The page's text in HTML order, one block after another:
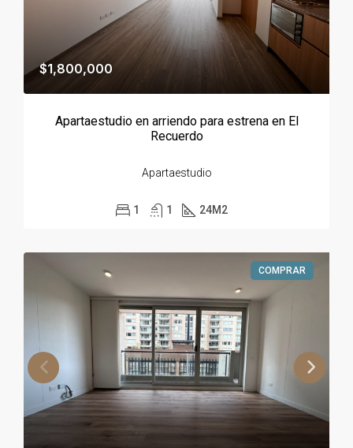
$1,800,000
Apartaestudio en arriendo para estrena en El
Recuerdo
Apartaestudio
1 1 24M2
COMPRAR